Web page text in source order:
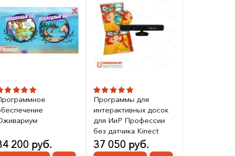
200 руб.
Программы для
интерактивных досок
для ИиР Профессии
без датчика Kinect
37 050 руб.